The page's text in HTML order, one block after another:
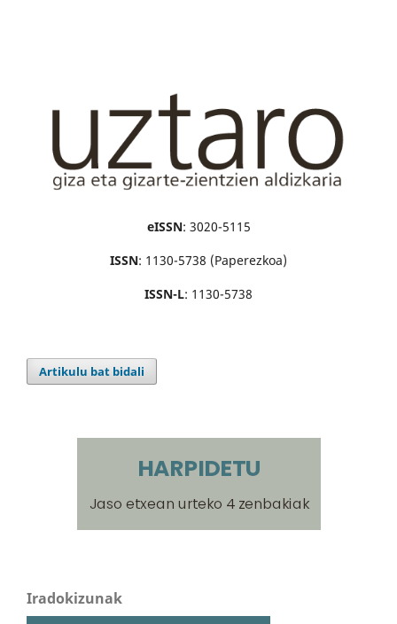
eISSN: 3020-5115
ISSN: 1130-5738 (Paperezkoa)
ISSN-L: 1130-5738
Artikulu bat bidali
Iradokizunak